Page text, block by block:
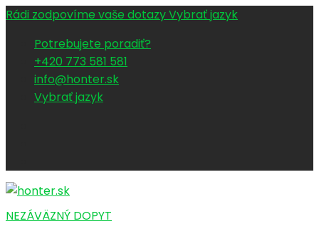
Rádi zodpovíme vaše dotazyVybrať jazyk
Potrebujete poradiť?
+420 773 581 581
info@honter.sk
Vybrať jazyk
NEZÁVÄZNÝ DOPYT